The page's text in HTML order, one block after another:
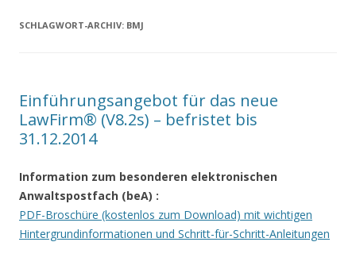
SCHLAGWORT-ARCHIV: BMJ
Einführungsangebot für das neue
LawFirm® (V8.2s) – befristet bis
31.12.2014
Information zum besonderen elektronischen
Anwaltspostfach (beA) :
PDF-Broschüre (kostenlos zum Download) mit wichtigen
Hintergrundinformationen und Schritt-für-Schritt-Anleitungen